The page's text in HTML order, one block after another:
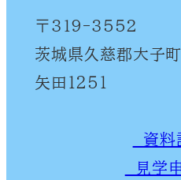
〒319-3552
茨城県久慈郡大子町
矢田１２５１
資料
見学